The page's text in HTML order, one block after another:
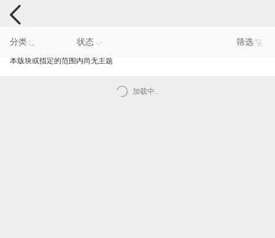
手机反馈
分类 状态 筛选
本版块或指定的范围内尚无主题
加载中..